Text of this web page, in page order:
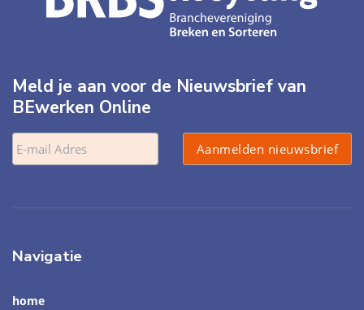
Meld je aan voor de Nieuwsbrief van
BEwerken Online
Navigatie
home